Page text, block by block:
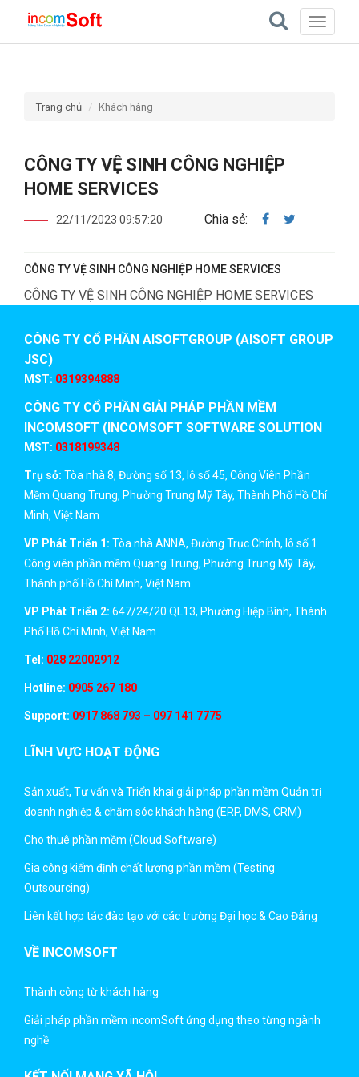
Toggle
Trang chủ Khách hàng
CÔNG TY VỆ SINH CÔNG NGHIỆP
HOME SERVICES
22/11/2023 09:57:20 Chia sẻ:
CÔNG TY VỆ SINH CÔNG NGHIỆP HOME SERVICES
CÔNG TY VỆ SINH CÔNG NGHIỆP HOME SERVICES
CÔNG TY CỔ PHẦN AISOFTGROUP (AISOFT GROUP
JSC)
MST: 0319394888
CÔNG TY CỔ PHẦN GIẢI PHÁP PHẦN MỀM
INCOMSOFT (INCOMSOFT SOFTWARE SOLUTION
JSC)
MST: 0318199348
Trụ sở: Tòa nhà 8, Đường số 13, lô số 45, Công Viên Phần
Mềm Quang Trung, Phường Trung Mỹ Tây, Thành Phố Hồ Chí
Minh, Việt Nam
VP Phát Triển 1: Tòa nhà ANNA, Đường Trục Chính, lô số 1
Công viên phần mềm Quang Trung, Phường Trung Mỹ Tây,
Thành phố Hồ Chí Minh, Việt Nam
VP Phát Triển 2: 647/24/20 QL13, Phường Hiệp Bình, Thành
Phố Hồ Chí Minh, Việt Nam
Tel: 028 22002912
Hotline: 0905 267 180
Support: 0917 868 793 – 097 141 7775
LĨNH VỰC HOẠT ĐỘNG
Sản xuất, Tư vấn và Triển khai giải pháp phần mềm Quản trị
doanh nghiệp & chăm sóc khách hàng (ERP, DMS, CRM)
Cho thuê phần mềm (Cloud Software)
Gia công kiểm định chất lượng phần mềm (Testing
Outsourcing)
Liên kết hợp tác đào tạo với các trường Đại học & Cao Đẳng
VỀ INCOMSOFT
Thành công từ khách hàng
Giải pháp phần mềm incomSoft ứng dụng theo từng ngành
nghề